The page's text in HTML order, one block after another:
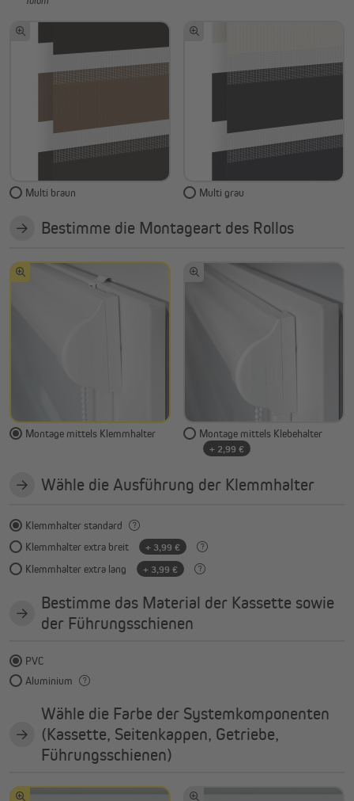
Multi braun Multi grau
Bestimme die Montageart des Rollos
Montage mittels Klemmhalter Montage mittels Klebehalter
+ 2,99 €
Wähle die Ausführung der Klemmhalter
Klemmhalter standard
Klemmhalter extra breit
+ 3,99 €
Klemmhalter extra lang + 3,99 €
Bestimme das Material der Kassette sowie
der Führungsschienen
PVC
Aluminium
Wähle die Farbe der Systemkomponenten
(Kassette, Seitenkappen, Getriebe,
Führungsschienen)